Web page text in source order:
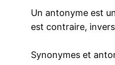
Un antonyme est
est contraire,
Synonymes et